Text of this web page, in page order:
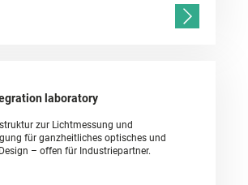
laboratory
zur Lichtmessung und
für ganzheitliches optisches und
– offen für Industriepartner.